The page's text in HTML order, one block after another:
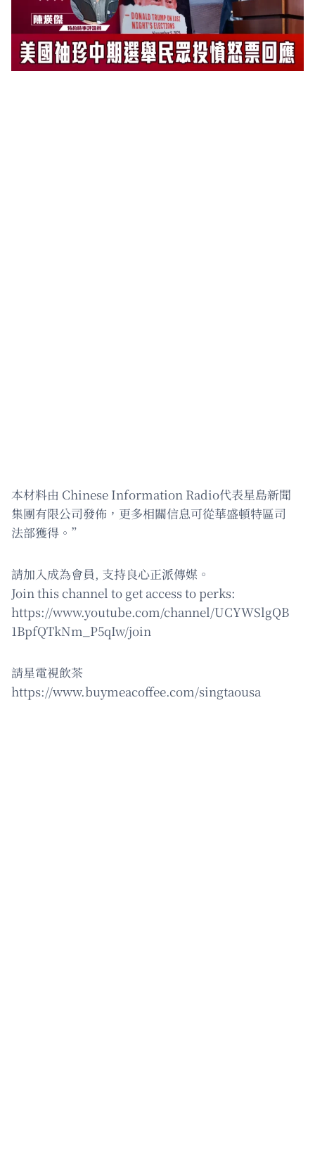
本材料由 Chinese Information Radio代表星島新聞
集團有限公司發佈，更多相關信息可從華盛頓特區司
法部獲得。”
請加入成為會員, 支持良心正派傳媒。
Join this channel to get access to perks:
https://www.youtube.com/channel/UCYWSlgQB
1BpfQTkNm_P5qIw/join
請星電視飲茶
https://www.buymeacoffee.com/singtaousa